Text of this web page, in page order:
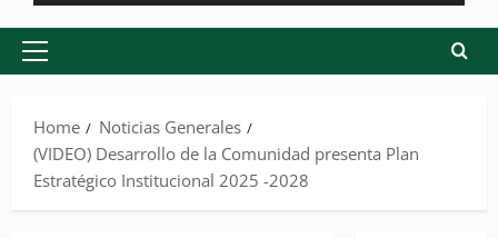
Primary
Home
Noticias Generales
(VIDEO) Desarrollo de la Comunidad presenta Plan
Estratégico Institucional 2025 -2028